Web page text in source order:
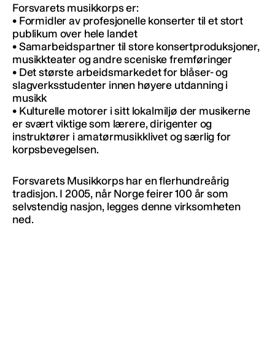
Forsvarets musikkorps er:
• Formidler av profesjonelle konserter til et stort
publikum over hele landet
• Samarbeidspartner til store konsertproduksjoner,
musikkteater og andre sceniske fremføringer
• Det største arbeidsmarkedet for blåser- og
slagverksstudenter innen høyere utdanning i
musikk
• Kulturelle motorer i sitt lokalmiljø der musikerne
er svært viktige som lærere, dirigenter og
instruktører i amatørmusikklivet og særlig for
korpsbevegelsen.
Forsvarets Musikkorps har en flerhundreårig
tradisjon. I 2005, når Norge feirer 100 år som
selvstendig nasjon, legges denne virksomheten
ned.